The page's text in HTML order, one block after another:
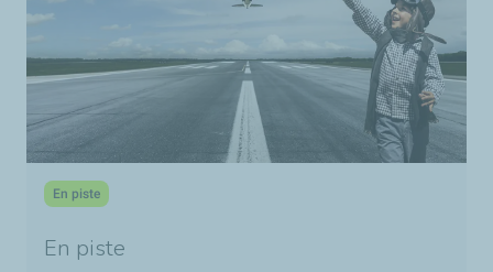
En piste
En piste